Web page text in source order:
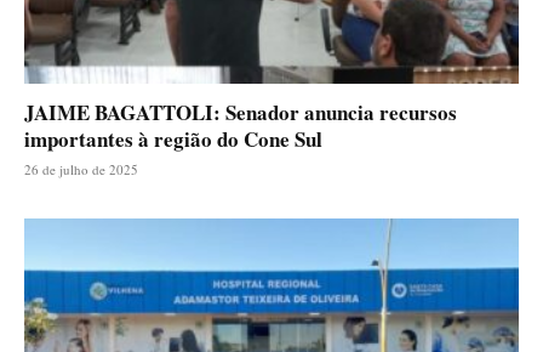
JAIME BAGATTOLI: Senador anuncia recursos
importantes à região do Cone Sul
26 de julho de 2025